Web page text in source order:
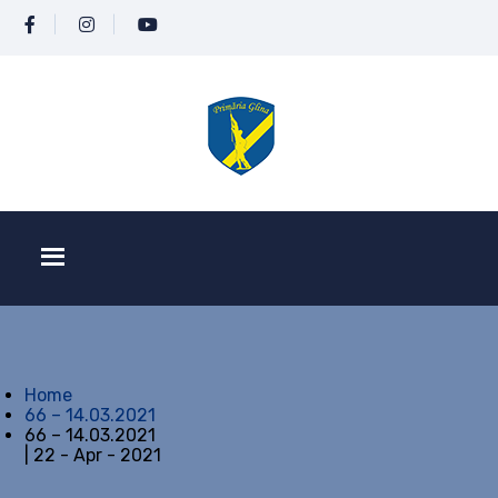
Home
66 – 14.03.2021
66 – 14.03.2021
| 22 - Apr - 2021